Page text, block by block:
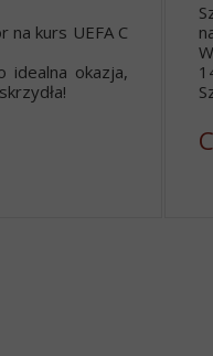
na kurs UEFA C
okazja,